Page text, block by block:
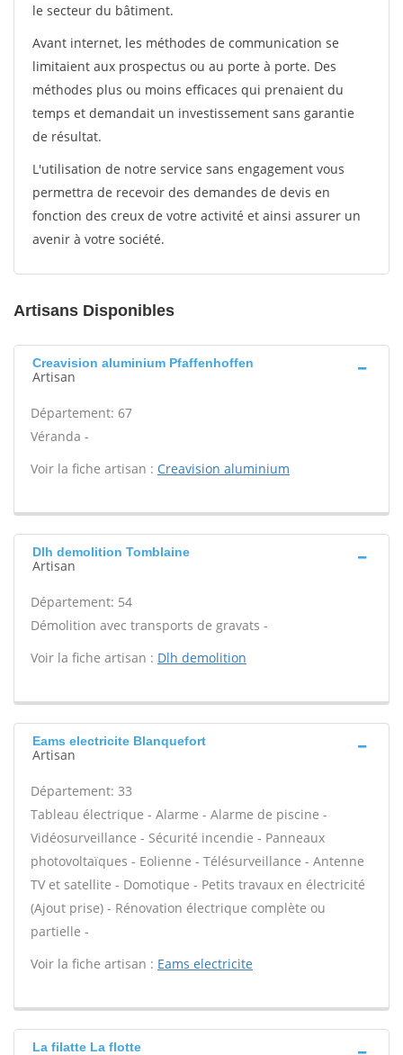
le secteur du bâtiment.
Avant internet, les méthodes de communication se
limitaient aux prospectus ou au porte à porte. Des
méthodes plus ou moins efficaces qui prenaient du
temps et demandait un investissement sans garantie
de résultat.
L'utilisation de notre service sans engagement vous
permettra de recevoir des demandes de devis en
fonction des creux de votre activité et ainsi assurer un
avenir à votre société.
Artisans Disponibles
Creavision aluminium Pfaffenhoffen
Artisan
Département: 67
Véranda -
Voir la fiche artisan : Creavision aluminium
Dlh demolition Tomblaine
Artisan
Département: 54
Démolition avec transports de gravats -
Voir la fiche artisan : Dlh demolition
Eams electricite Blanquefort
Artisan
Département: 33
Tableau électrique - Alarme - Alarme de piscine -
Vidéosurveillance - Sécurité incendie - Panneaux
photovoltaïques - Eolienne - Télésurveillance - Antenne
TV et satellite - Domotique - Petits travaux en électricité
(Ajout prise) - Rénovation électrique complète ou
partielle -
Voir la fiche artisan : Eams electricite
La filatte La flotte